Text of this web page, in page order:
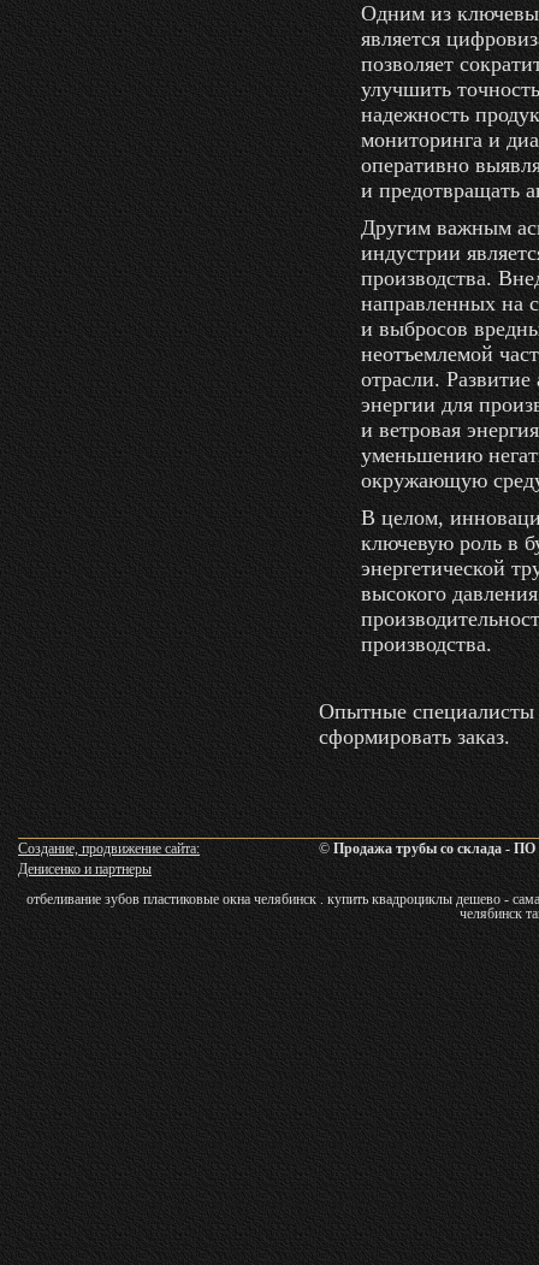
Одним из
является
позволяет
улучшить
надежность
мониторинга и
оперативно
и предотвращать
Другим важным
индустрии
производства.
направленных на
и выбросов
неотъемлемой
отрасли.
энергии для
и ветровая
уменьшению
окружающую
В целом,
ключевую роль в
энергетической
высокого
производства.
Опытные специалисты
сформировать заказ.
Создание, продвижение сайта:
Денисенко и партнеры
© Продажа трубы со склада - ПО
отбеливание зубов пластиковые окна челябинск . купить квадроциклы дешево -
челябинск